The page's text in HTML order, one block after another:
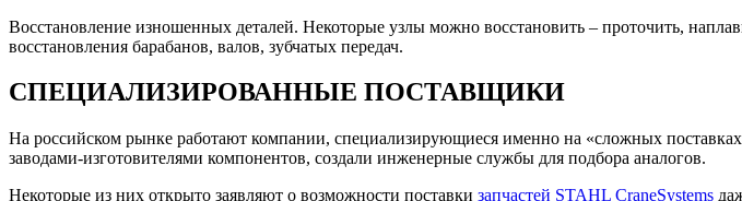
Восстановление изношенных деталей. Некоторые узлы можно восстановить – проточить,
восстановления барабанов, валов, зубчатых передач.​
СПЕЦИАЛИЗИРОВАННЫЕ ПОСТАВЩИКИ
На российском рынке работают компании, специализирующиеся именно на «сложных
заводами-изготовителями компонентов, создали инженерные службы для подбора аналогов.​
Некоторые из них открыто заявляют о возможности поставки запчастей STAHL CraneSystems